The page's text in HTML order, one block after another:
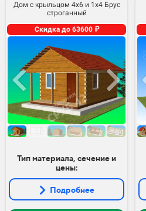
Дом с крыльцом 4х6 и 1х4 Брус
строганный
Скидка до 63600 ₽
Тип материала, сечение и
цены:
Подробнее